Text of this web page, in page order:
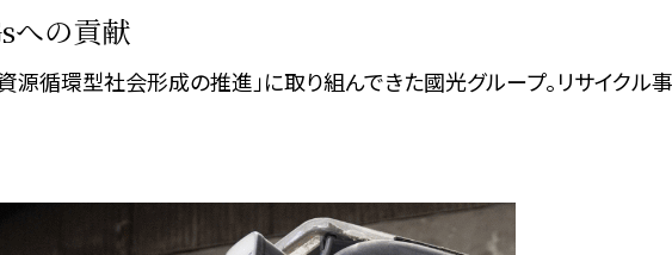
への貢献
源循環型社会形成の推進」に取り組んできた國光グループ。リサイク